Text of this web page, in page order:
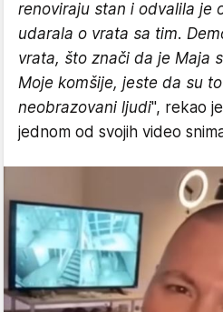
renoviraju stan i odvalila je
udarala o vrata sa tim.
vrata, što znači da je Maja
Moje komšije, jeste da su
neobrazovani ljudi", rekao
jednom od svojih video